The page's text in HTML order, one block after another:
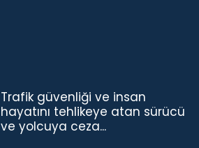
Trafik güvenliği ve insan
hayatını tehlikeye atan sürücü
ve yolcuya ceza...